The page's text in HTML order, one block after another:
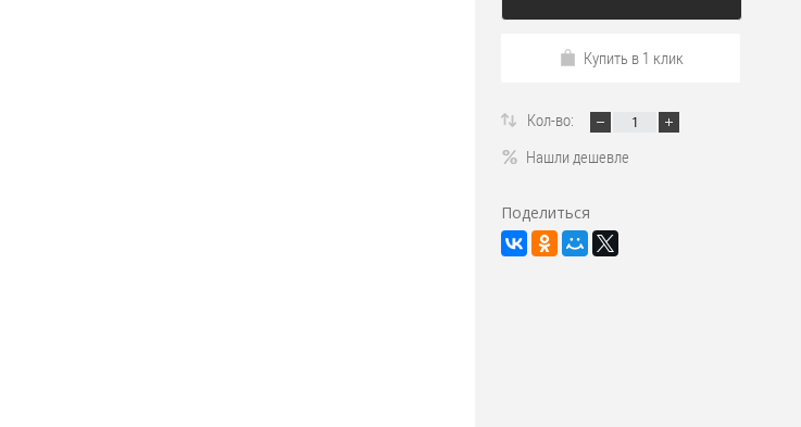
Купить в 1 клик
Кол-во:
Нашли дешевле
Поделиться